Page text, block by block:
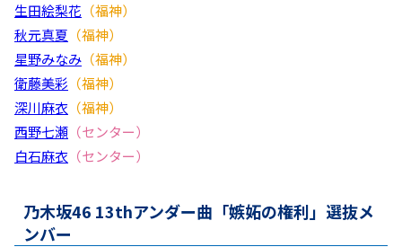
生田絵梨花 （福神）
秋元真夏 （福神）
星野みなみ （福神）
衛藤美彩 （福神）
深川麻衣 （福神）
西野七瀬 （センター）
白石麻衣 （センター）
乃木坂46 13thアンダー曲「嫉妬の権利」選抜メ
ンバー